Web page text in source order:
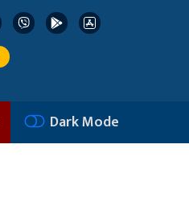
Dark Mode